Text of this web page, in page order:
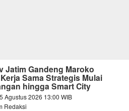
Jatim Gandeng Maroko
Sama Strategis Mulai
hingga Smart City
Agustus 2026 13:00 WIB
Redaksi